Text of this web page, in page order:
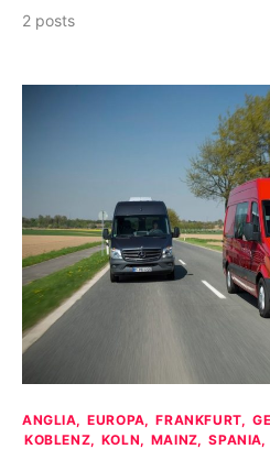
2 posts
ANGLIA EUROPA FRANKFURT
KOBLENZ
KOLN MAINZ SPANIA